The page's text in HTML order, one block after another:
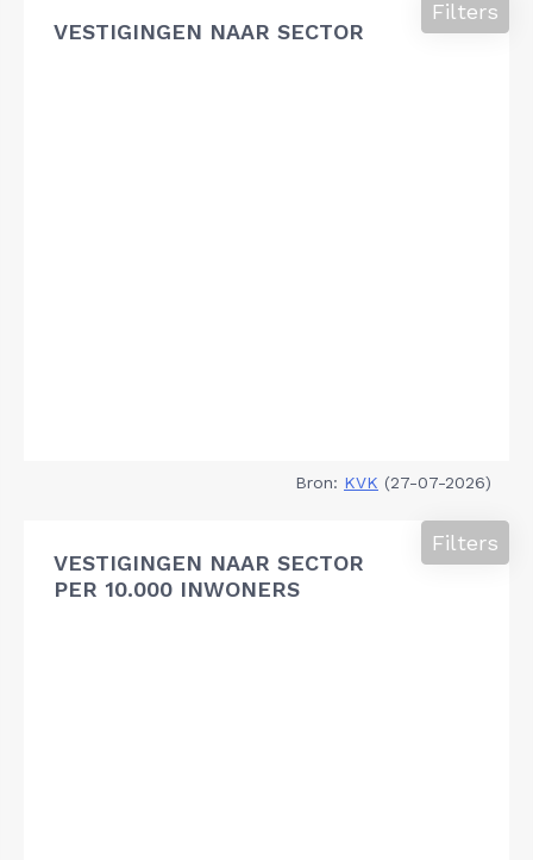
VESTIGINGEN NAAR SECTOR
Filters
Bron: KVK (27-07-2026)
VESTIGINGEN NAAR SECTOR
PER 10.000 INWONERS
Filters